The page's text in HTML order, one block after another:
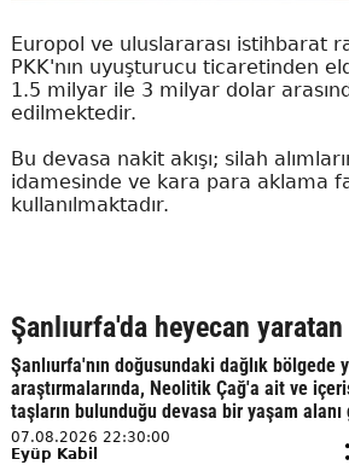
Europol ve uluslararası istihbarat
PKK'nın uyuşturucu ticaretinden
1.5 milyar ile 3 milyar dolar
edilmektedir.
Bu devasa nakit akışı; silah
idamesinde ve kara para aklama
kullanılmaktadır.
Şanlıurfa'da heyecan
Şanlıurfa'nın doğusundaki dağlık bölgede
araştırmalarında, Neolitik Çağ'a ait ve
taşların bulunduğu devasa bir yaşam alanı
07.08.2026 22:30:00
Eyüp Kabil